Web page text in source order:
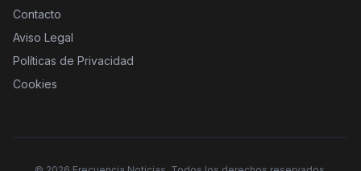
Contacto
Aviso Legal
Políticas de Privacidad
Cookies